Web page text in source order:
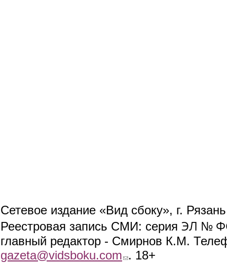
Сетевое издание «Вид сбоку», г.
Реестровая запись СМИ: серия ЭЛ №
главный редактор - Смирнов К.М.
gazeta@vidsboku.com (link sends e-mail)
. 18+